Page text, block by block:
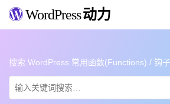
WordPress动力
搜索 WordPress 常用函数(Functions) / 钩